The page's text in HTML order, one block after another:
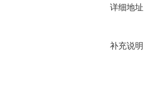
详细地址
补充说明